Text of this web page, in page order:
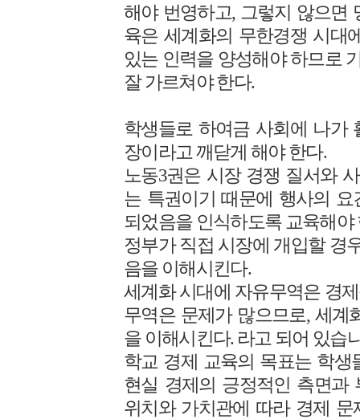
해야 번영하고, 그렇지 않으면
육은 세계화의 무한경쟁 시대
있는 인력을 양성해야 하므로
잘 가르쳐야 한다.
학생들로 하여금 사회에 나가
장이라고 깨닫게 해야 한다.
노동3권은 시장 경쟁 질서와
는 특권이기 때문에 행사의
되었음을 인식하도록 교육해야
정부가 직접 시장에 개입할 경
음을 이해시킨다.
세계화 시대에 자유무역은 경
무역은 문제가 많으므로, 세계
을 이해시킨다. 라고 되어 있습
학교 경제 교육의 목표는 학생
현실 경제의 긍정적인 측면과
위치와 가치관에 따라 경제